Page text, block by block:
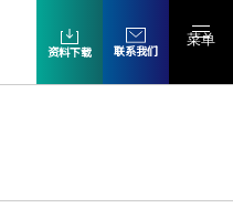
资料下载 联系我们
菜单